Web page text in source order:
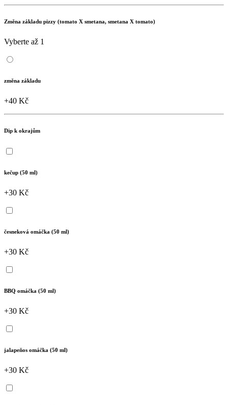
Změna základu pizzy (tomato X smetana, smetana X tomato)
Vyberte až 1
změna základu
+40 Kč
Dip k okrajům
kečup (50 ml)
+30 Kč
česneková omáčka (50 ml)
+30 Kč
BBQ omáčka (50 ml)
+30 Kč
jalapeňos omáčka (50 ml)
+30 Kč